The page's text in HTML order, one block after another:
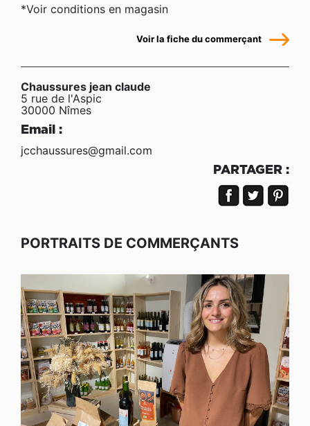
*Voir conditions en magasin
Voir la fiche du commerçant
Chaussures jean claude
5 rue de l'Aspic
30000 Nîmes
Email :
jcchaussures@gmail.com
PARTAGER :
PORTRAITS DE COMMERÇANTS